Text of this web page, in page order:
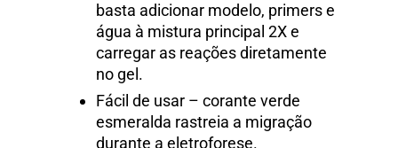
basta adicionar modelo, primers e
água à mistura principal 2X e
carregar as reações diretamente
no gel.
Fácil de usar – corante verde
esmeralda rastreia a migração
durante a eletroforese.